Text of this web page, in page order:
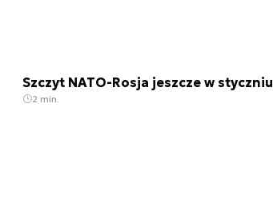
Szczyt NATO-Rosja jeszcze w styczniu
2 min.